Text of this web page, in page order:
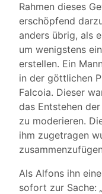
Rahmen dieses
erschöpfend
anders übrig, als
um wenigstens
erstellen. Ein
in der göttlichen
Falcoia. Dieser
das Entstehen
zu moderieren.
ihm zugetragen
Als Alfons ihn
sofort zur Sache: